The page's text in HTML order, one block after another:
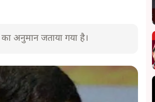
अनुमान जताया गया है।